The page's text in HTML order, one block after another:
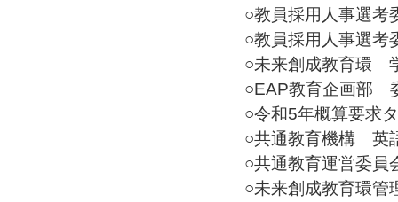
○教員採用人事選
○教員採用人事選
○未来創成教育環
○EAP教育企画部
○令和5年概算要求
○共通教育機構 英
○共通教育運営委
○未来創成教育環